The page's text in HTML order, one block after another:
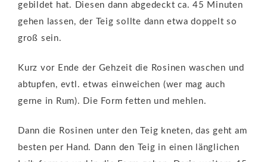
gebildet hat. Diesen dann abgedeckt ca. 45 Minuten
gehen lassen, der Teig sollte dann etwa doppelt so
groß sein.
Kurz vor Ende der Gehzeit die Rosinen waschen und
abtupfen, evtl. etwas einweichen (wer mag auch
gerne in Rum). Die Form fetten und mehlen.
Dann die Rosinen unter den Teig kneten, das geht am
besten per Hand. Dann den Teig in einen länglichen